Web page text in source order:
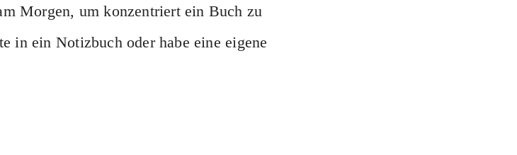
Morgen, um konzentriert ein Buch zu
in ein Notizbuch oder habe eine eigene